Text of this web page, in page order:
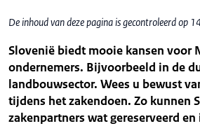
De inhoud van deze pagina is gecontroleerd op
Slovenië biedt mooie kansen voor
ondernemers. Bijvoorbeeld in de
landbouwsector. Wees u bewust
tijdens het zakendoen. Zo kunnen
zakenpartners wat gereserveerd